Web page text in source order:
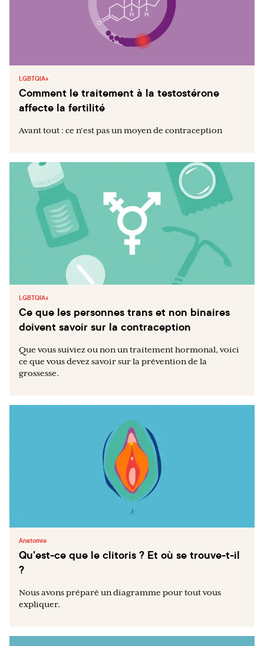
LGBTQIA+
Comment le traitement à la testostérone
affecte la fertilité
Avant tout : ce n'est pas un moyen de contraception
LGBTQIA+
Ce que les personnes trans et non binaires
doivent savoir sur la contraception
Que vous suiviez ou non un traitement hormonal, voici
ce que vous devez savoir sur la prévention de la
grossesse.
Anatomie
Qu'est-ce que le clitoris ? Et où se trouve-t-il
?
Nous avons préparé un diagramme pour tout vous
expliquer.